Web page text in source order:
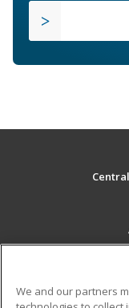
We and our partners